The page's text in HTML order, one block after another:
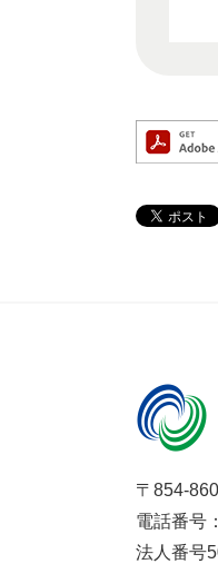
〒854-
電話番号
法人番号